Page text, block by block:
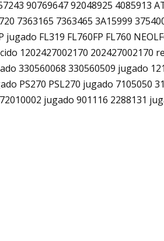
90769647 92048925 4085913
7363165 7363465 3A15999
jugado FL319 FL760FP FL760
1202427002170 202427002170
330560068 330560509 jugado
PS270 PSL270 jugado 7105050
jugado 901116 2288131